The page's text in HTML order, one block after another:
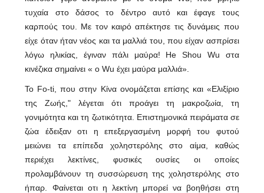
τυχαία στο δάσος το δέντρο αυτό και έφαγε τους
καρπούς του. Με τον καιρό απέκτησε τις δυνάμεις που
είχε όταν ήταν νέος και τα μαλλιά του, που είχαν ασπρίσει
λόγω ηλικίας, έγιναν πάλι μαύρα! He Shou Wu στα
κινέζικα σημαίνει « ο Wu έχει μαύρα μαλλιά».
Το Fo-ti, που στην Κίνα ονομάζεται επίσης και «Ελιξίριο
της Ζωής," λέγεται ότι προάγει τη μακροζωία, τη
γονιμότητα και τη ζωτικότητα. Επιστημονικά πειράματα σε
ζώα έδειξαν οτι η επεξεργασμένη μορφή του φυτού
μειώνει τα επίπεδα χοληστερόλης στο αίμα, καθώς
περιέχει λεκτίνες, φυσικές ουσίες οι οποίες
προλαμβάνουν τη συσσώρευση της χοληστερόλης στο
ήπαρ. Φαίνεται οτι η λεκτίνη μπορεί να βοηθήσει στη